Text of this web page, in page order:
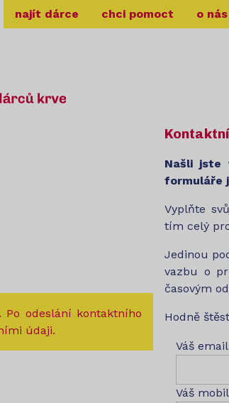
najít dárce chci pomoct o nás
odeslání kontaktního
údaji.
Našli jste
formuláře
Vyplňte
tím celý
Jedinou
vazbu o
časovým
Hodně
Váš
Váš